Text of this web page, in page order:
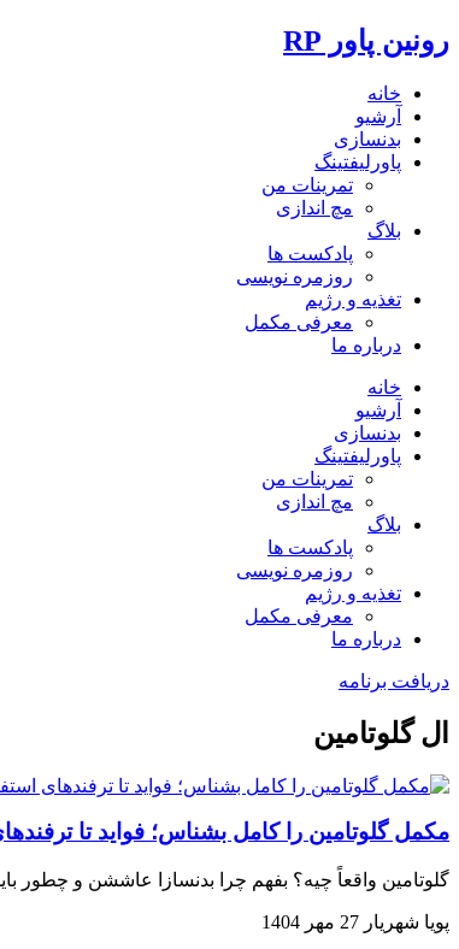
رونین پاور RP
خانه
آرشیو
بدنسازی
پاورلیفتینگ
تمرینات من
مچ اندازی
بلاگ
پادکست ها
روزمره نویسی
تغذیه و رژیم
معرفی مکمل
درباره ما
خانه
آرشیو
بدنسازی
پاورلیفتینگ
تمرینات من
مچ اندازی
بلاگ
پادکست ها
روزمره نویسی
تغذیه و رژیم
معرفی مکمل
درباره ما
دریافت برنامه
ال گلوتامین
مکمل گلوتامین را کامل بشناس؛ فواید تا
گلوتامین واقعاً چیه؟ بفهم چرا بدنسازا عاششن و
پویا شهریار 27 مهر 1404